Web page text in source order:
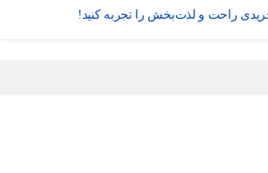
راحت و لذت‌بخش را تجربه کنید!